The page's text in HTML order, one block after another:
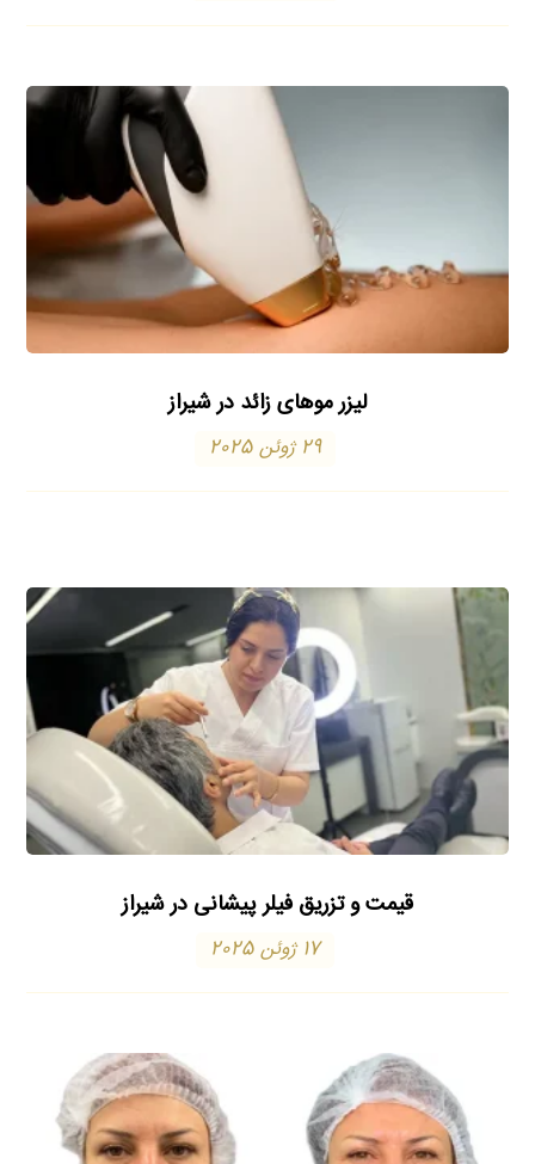
لیزر موهای زائد در شیراز
29 ژوئن 2025
قیمت و تزریق فیلر پیشانی در شیراز
17 ژوئن 2025